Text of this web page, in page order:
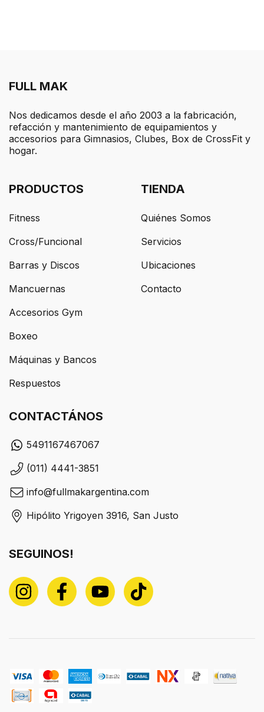
FULL MAK
Nos dedicamos desde el año 2003 a la fabricación,
refacción y mantenimiento de equipamientos y
accesorios para Gimnasios, Clubes, Box de CrossFit y
hogar.
PRODUCTOS
Fitness
Cross/Funcional
Barras y Discos
Mancuernas
Accesorios Gym
Boxeo
Máquinas y Bancos
Respuestos
TIENDA
Quiénes Somos
Servicios
Ubicaciones
Contacto
CONTACTÁNOS
5491167467067
(011) 4441-3851
info@fullmakargentina.com
Hipólito Yrigoyen 3916, San Justo
SEGUINOS!